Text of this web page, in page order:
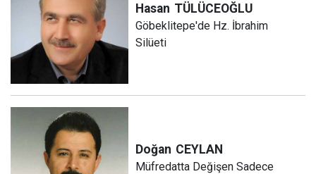
Hasan TÜLÜCEOĞLU
Göbeklitepe'de Hz. İbrahim
Silüeti
Doğan CEYLAN
Müfredatta Değişen Sadece